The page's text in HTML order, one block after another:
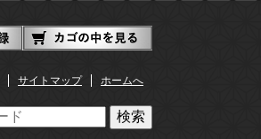
ホームへ
サイトマップ
検索